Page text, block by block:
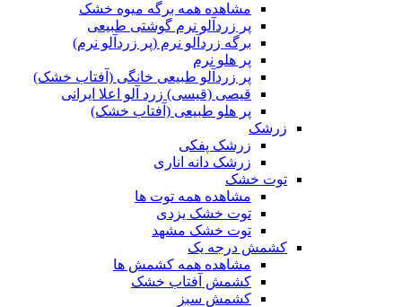
مشاهده همه برگه میوه خشک
پر زردآلو نرم گوشتی طبیعی
برگه زردآلو نرم (پر زردآلو نرم)
پر هلو نرم
پر زردآلو طبیعی خانگی (آفتاب خشک)
قیصی (قیسی) زرد آلو اعلا ایرانی
پر هلو طبیعی (آفتاب خشک)
زرشک
زرشک پفکی
زرشک دانه اناری
توت خشک
مشاهده همه توت ها
توت خشک یزدی
توت خشک مشهد
کشمش درجه یک
مشاهده همه کشمش ها
کشمش آفتاب خشک
کشمش سبز